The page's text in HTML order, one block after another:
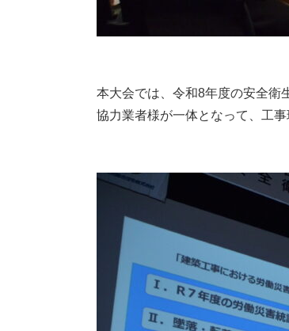
本大会では、令和8年度の安全衛
協力業者様が一体となって、工